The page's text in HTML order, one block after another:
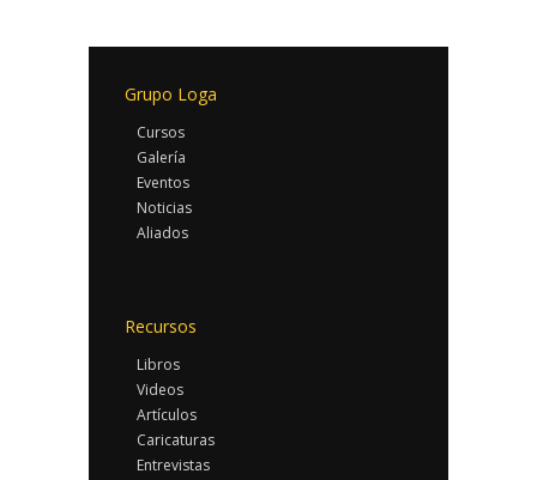
Grupo Loga
Cursos
Galería
Eventos
Noticias
Aliados
Recursos
Libros
Videos
Artículos
Caricaturas
Entrevistas